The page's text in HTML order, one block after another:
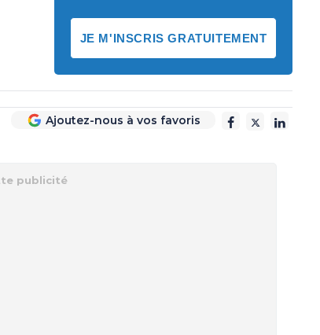
JE M'INSCRIS GRATUITEMENT
Ajoutez-nous à vos favoris